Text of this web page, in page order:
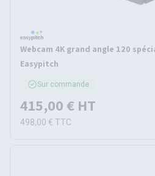
Webcam 4K grand angle 120
Easypitch
Sur commande
415,00 € HT
498,00 € TTC